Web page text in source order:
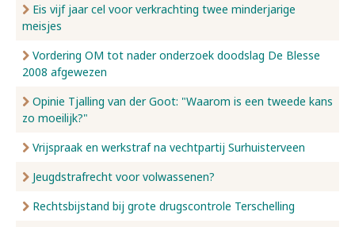
Eis vijf jaar cel voor verkrachting twee minderjarige
meisjes
Vordering OM tot nader onderzoek doodslag De Blesse
2008 afgewezen
Opinie Tjalling van der Goot: "Waarom is een tweede kans
zo moeilijk?"
Vrijspraak en werkstraf na vechtpartij Surhuisterveen
Jeugdstrafrecht voor volwassenen?
Rechtsbijstand bij grote drugscontrole Terschelling